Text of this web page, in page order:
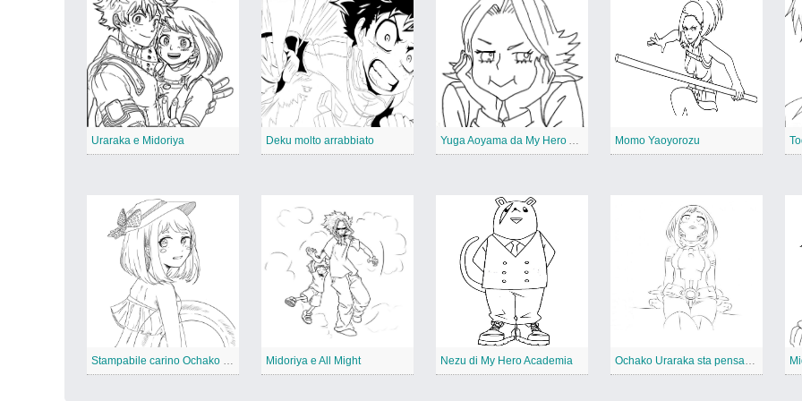
Uraraka e Midoriya Deku molto arrabbiato Yuga Aoyama da My Hero Academia Momo Yaoyorozu
Stampabile carino Ochako Uraraka Midoriya e All Might Nezu di My Hero Academia Ochako Uraraka sta pensando